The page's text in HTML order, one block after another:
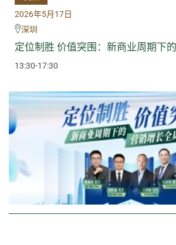
2026年5月17日
深圳
定位制胜·价值突围：新商业周期下
13:30-17:30